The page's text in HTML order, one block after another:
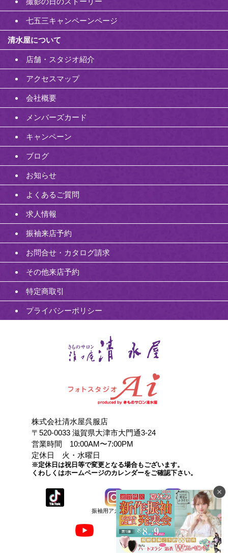
七五三キャンペーンページ
清水屋について
店舗・スタジオ紹介
アクセスマップ
会社概要
メンバーズカード
キャンペーン
ブログ
お知らせ
よくあるご質問
求人情報
振袖来店予約
お問合せ・カタログ請求
その他来店予約
特定商取引
プライバシーポリシー
株式会社清水屋呉服店
〒520-0033 滋賀県大津市大門通3-24
営業時間 10:00AM〜7:00PM
定休日 火・水曜日
※定休日は祝日等で変更となる場合もございます。
くわしくはホームページのカレンダーをご確認下さい。
振袖用アカウント 店頭用アカウント